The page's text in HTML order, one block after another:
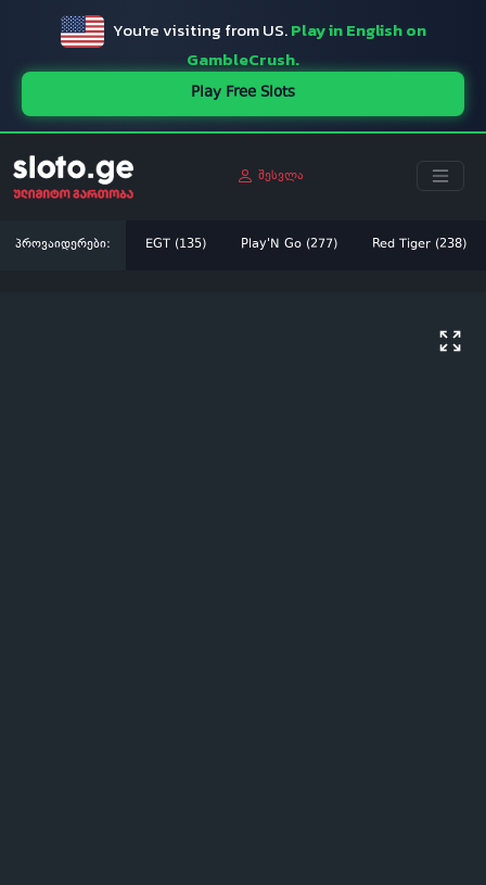
You're visiting from US.Play in English on
GambleCrush.
Play Free Slots
შესვლა
პროვაიდერები: EGT (135) Play'N Go (277) Red Tiger (238)